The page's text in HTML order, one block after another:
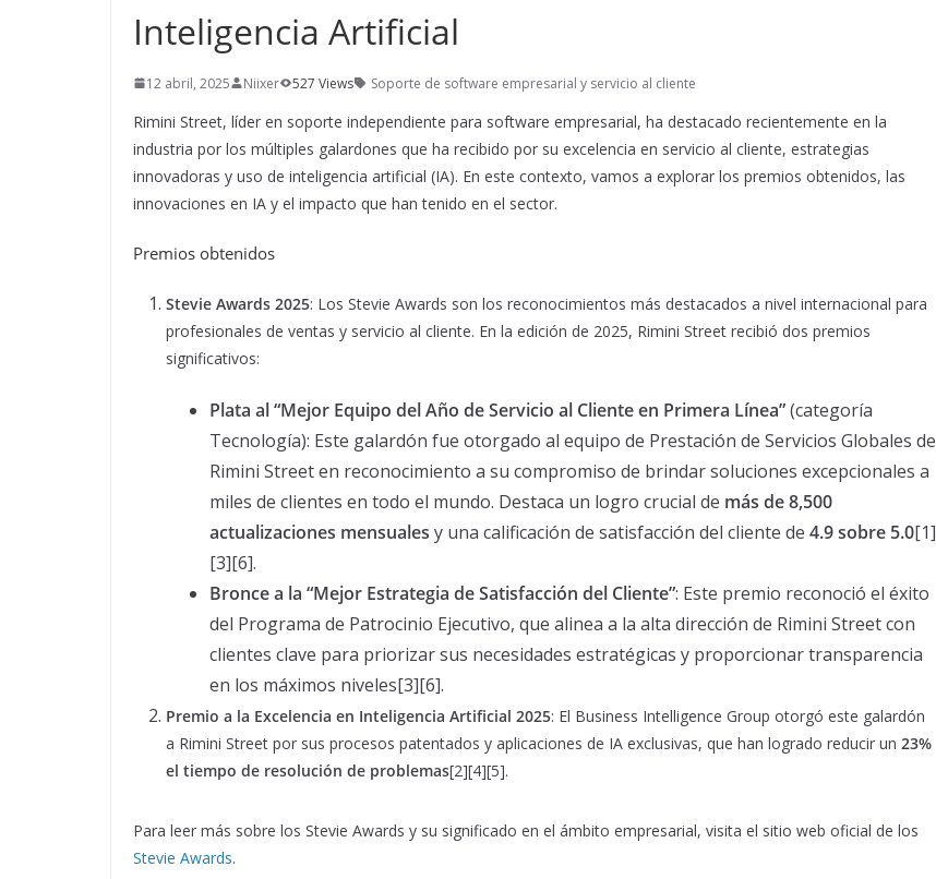
Inteligencia Artificial
12 abril, 2025 Niixer 527 Views Soporte de software empresarial y servicio al cliente
Rimini Street, líder en soporte independiente para software empresarial, ha destacado recientemente en la
industria por los múltiples galardones que ha recibido por su excelencia en servicio al cliente, estrategias
innovadoras y uso de inteligencia artificial (IA). En este contexto, vamos a explorar los premios obtenidos, las
innovaciones en IA y el impacto que han tenido en el sector.
Premios obtenidos
Stevie Awards 2025: Los Stevie Awards son los reconocimientos más destacados a nivel internacional para
profesionales de ventas y servicio al cliente. En la edición de 2025, Rimini Street recibió dos premios
significativos:
Plata al “Mejor Equipo del Año de Servicio al Cliente en Primera Línea”(categoría
Tecnología): Este galardón fue otorgado al equipo de Prestación de Servicios Globales de
Rimini Street en reconocimiento a su compromiso de brindar soluciones excepcionales a
miles de clientes en todo el mundo. Destaca un logro crucial de más de 8,500
actualizaciones mensuales y una calificación de satisfacción del cliente de 4.9 sobre 5.0[1]
[3][6].
Bronce a la “Mejor Estrategia de Satisfacción del Cliente”: Este premio reconoció el éxito
del Programa de Patrocinio Ejecutivo, que alinea a la alta dirección de Rimini Street con
clientes clave para priorizar sus necesidades estratégicas y proporcionar transparencia
en los máximos niveles[3][6].
Premio a la Excelencia en Inteligencia Artificial 2025: El Business Intelligence Group otorgó este galardón
a Rimini Street por sus procesos patentados y aplicaciones de IA exclusivas, que han logrado reducir un 23%
el tiempo de resolución de problemas[2][4][5].
Para leer más sobre los Stevie Awards y su significado en el ámbito empresarial, visita el sitio web oficial de los
Stevie Awards.